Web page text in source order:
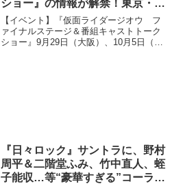
ショー』の情報が解禁！東京・大
阪・福岡の3会場にて開催
【イベント】『仮面ライダージオウ フ
ァイナルステージ＆番組キャストトーク
ショー』9月29日（大阪）、10月5日（福
『日々ロック』サントラに、野村
周平＆二階堂ふみ、竹中直人、蛭
子能収…等“豪華すぎる”コーラス